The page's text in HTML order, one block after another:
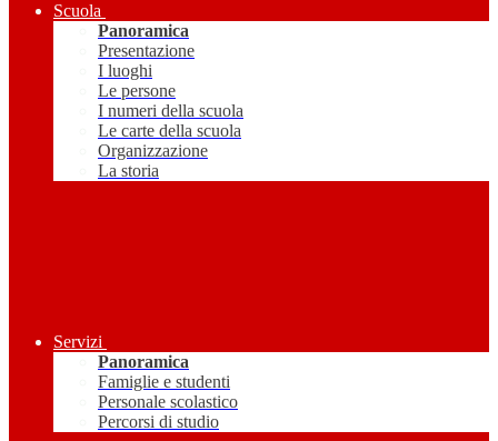
Scuola
Panoramica
Presentazione
I luoghi
Le persone
I numeri della scuola
Le carte della scuola
Organizzazione
La storia
Servizi
Panoramica
Famiglie e studenti
Personale scolastico
Percorsi di studio